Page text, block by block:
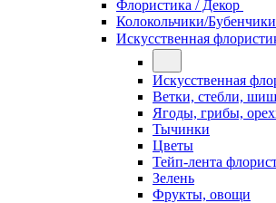
Флористика / Декор
Колокольчики/Бубенчики
Искусственная
Искусственная
Ветки, стебли,
Ягоды, грибы,
Тычинки
Цветы
Тейп-лента
Зелень
Фрукты, овощи